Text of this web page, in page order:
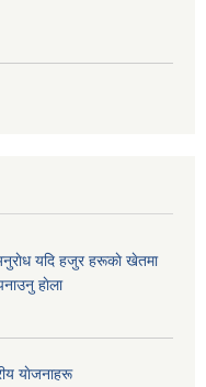
यदि हजुर हरूकाे खेतमा
हाेला
याेजनाहरू